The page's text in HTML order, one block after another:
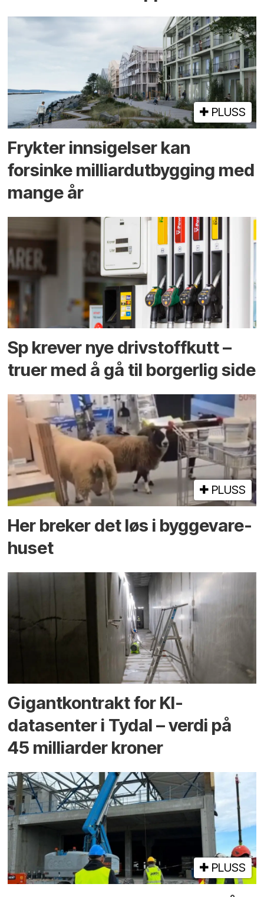
PLUSS
Frykter innsigelser kan
forsinke milliard­utbygging med
mange år
Sp krever nye drivstoffkutt –
truer med å gå til borgerlig side
PLUSS
Her breker det løs i bygge­vare­
huset
Gigantkontrakt for KI-
datasenter i Tydal – verdi på
45 milliarder kroner
PLUSS